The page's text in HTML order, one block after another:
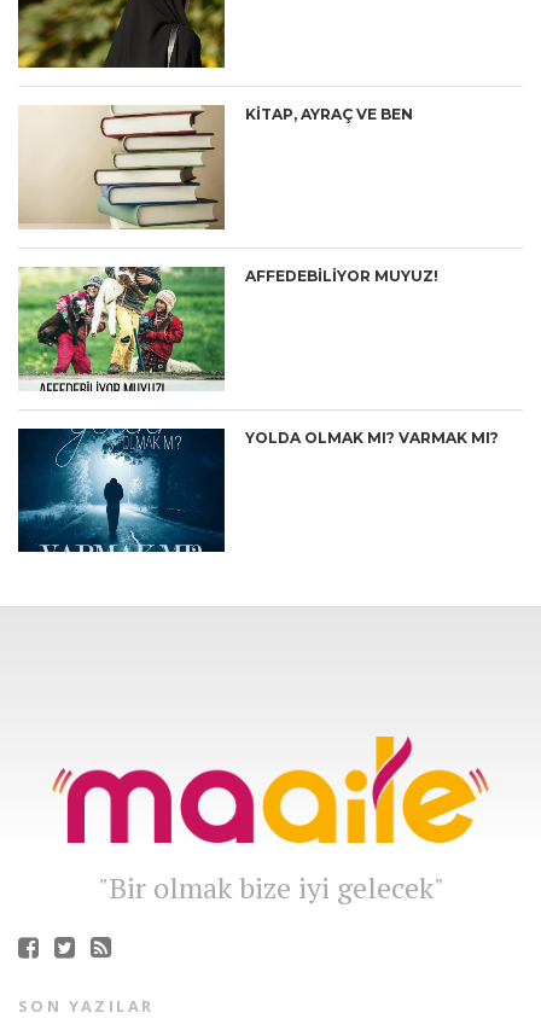
KİTAP, AYRAÇ VE BEN
AFFEDEBILIYOR MUYUZ!
YOLDA OLMAK MI? VARMAK MI?
"Bir olmak bize iyi gelecek"
SON YAZILAR